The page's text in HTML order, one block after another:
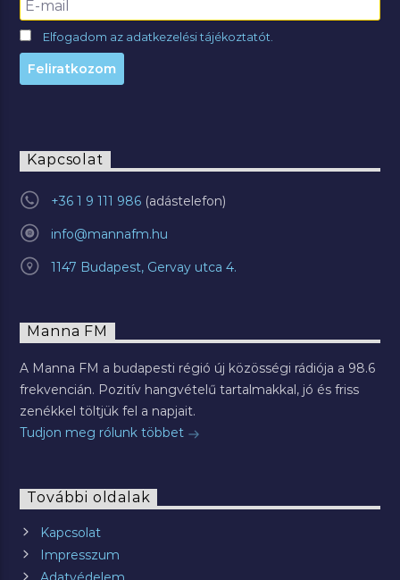
Elfogadom az adatkezelési tájékoztatót.
Kapcsolat
+36 1 9 111 986
info@mannafm.hu
1147 Budapest, Gervay utca 4.
Manna FM
A Manna FM a budapesti régió új közösségi rádiója a 98.6
frekvencián. Pozitív hangvételű tartalmakkal, jó és friss
zenékkel töltjük fel a napjait.
Tudjon meg rólunk többet
További oldalak
Kapcsolat
Impresszum